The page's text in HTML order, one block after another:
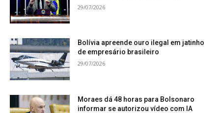
29/07/2026
Bolívia apreende ouro ilegal em jatinho
de empresário brasileiro
29/07/2026
Moraes dá 48 horas para Bolsonaro
informar se autorizou vídeo com IA